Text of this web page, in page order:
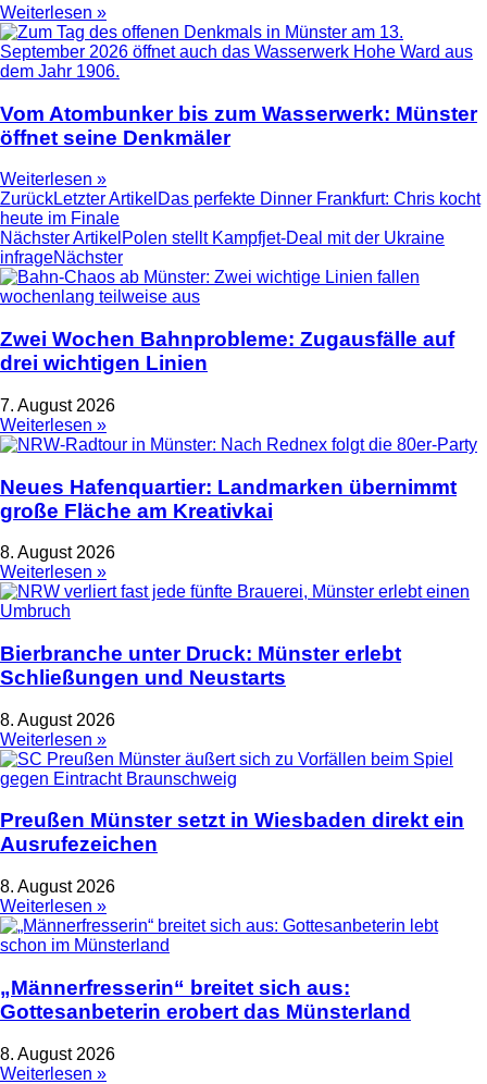
Weiterlesen »
Vom Atombunker bis zum Wasserwerk: Münster
öffnet seine Denkmäler
Weiterlesen »
ZurückLetzter Artikel Das perfekte Dinner Frankfurt: Chris kocht
heute im Finale
Nächster Artikel Polen stellt Kampfjet-Deal mit der Ukraine
infrageNächster
Zwei Wochen Bahnprobleme: Zugausfälle auf
drei wichtigen Linien
7. August 2026
Weiterlesen »
Neues Hafenquartier: Landmarken übernimmt
große Fläche am Kreativkai
8. August 2026
Weiterlesen »
Bierbranche unter Druck: Münster erlebt
Schließungen und Neustarts
8. August 2026
Weiterlesen »
Preußen Münster setzt in Wiesbaden direkt ein
Ausrufezeichen
8. August 2026
Weiterlesen »
„Männerfresserin“ breitet sich aus:
Gottesanbeterin erobert das Münsterland
8. August 2026
Weiterlesen »